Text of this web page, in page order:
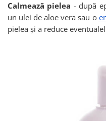
Calmează pielea - după
un ulei de aloe vera sau o
pielea și a reduce